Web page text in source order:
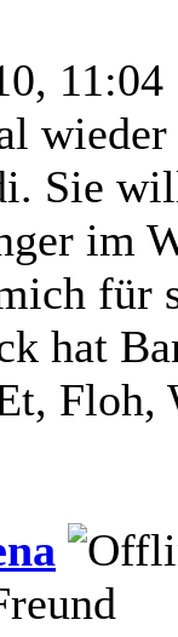
11:04
Sie
im
für
hat
Floh,